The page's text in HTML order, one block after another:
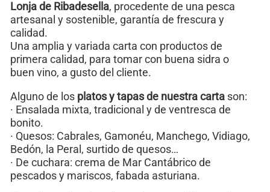
Lonja de Ribadesella, procedente de una pesca
artesanal y sostenible, garantía de frescura y
calidad.
Una amplia y variada carta con productos de
primera calidad, para tomar con buena sidra o
buen vino, a gusto del cliente.
Alguno de los platos y tapas de nuestra carta son:
· Ensalada mixta, tradicional y de ventresca de
bonito.
· Quesos: Cabrales, Gamonéu, Manchego, Vidiago,
Bedón, la Peral, surtido de quesos…
· De cuchara: crema de Mar Cantábrico de
pescados y mariscos, fabada asturiana.